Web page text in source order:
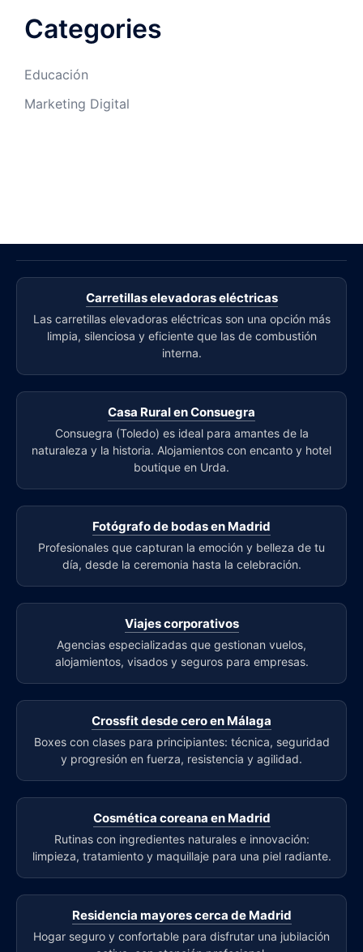
Categories
Educación
Marketing Digital
Carretillas elevadoras eléctricas
Las carretillas elevadoras eléctricas son una opción más
limpia, silenciosa y eficiente que las de combustión
interna.
Casa Rural en Consuegra
Consuegra (Toledo) es ideal para amantes de la
naturaleza y la historia. Alojamientos con encanto y hotel
boutique en Urda.
Fotógrafo de bodas en Madrid
Profesionales que capturan la emoción y belleza de tu
día, desde la ceremonia hasta la celebración.
Viajes corporativos
Agencias especializadas que gestionan vuelos,
alojamientos, visados y seguros para empresas.
Crossfit desde cero en Málaga
Boxes con clases para principiantes: técnica, seguridad
y progresión en fuerza, resistencia y agilidad.
Cosmética coreana en Madrid
Rutinas con ingredientes naturales e innovación:
limpieza, tratamiento y maquillaje para una piel radiante.
Residencia mayores cerca de Madrid
Hogar seguro y confortable para disfrutar una jubilación